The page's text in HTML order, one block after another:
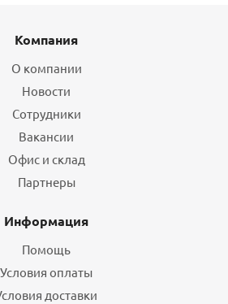
Компания
О компании
Новости
Сотрудники
Вакансии
Офис и склад
Партнеры
Информация
Помощь
Условия оплаты
доставки